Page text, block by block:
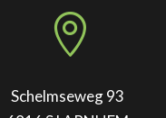

Schelmseweg 93